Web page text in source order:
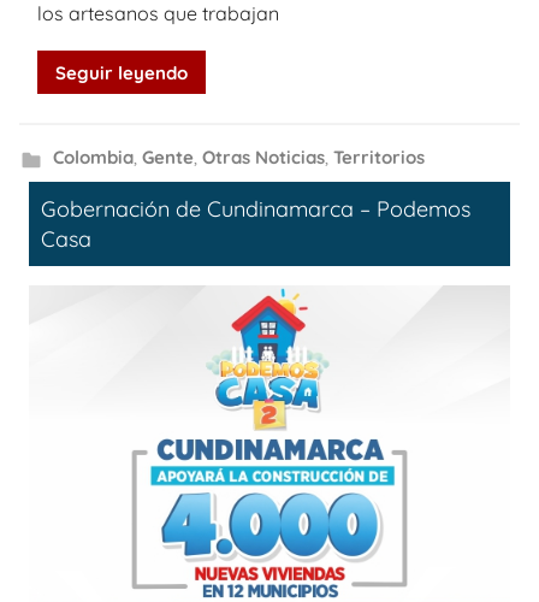
los artesanos que trabajan
Seguir leyendo
Colombia, Gente, Otras Noticias, Territorios
Gobernación de Cundinamarca – Podemos
Casa